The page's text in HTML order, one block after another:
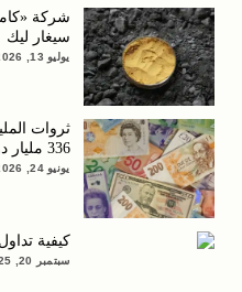
شركة
سيغار ليك
يوليو 13, 2026
ثروات
336 مليار دولار في يوم واحد
يونيو 24, 2026
كيفية
سبتمبر 20, 2025